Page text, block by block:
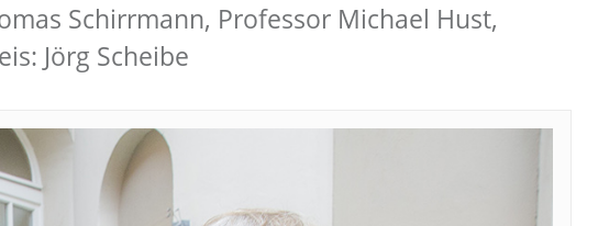
Schirrmann, Professor Michael Hust,
Jörg Scheibe